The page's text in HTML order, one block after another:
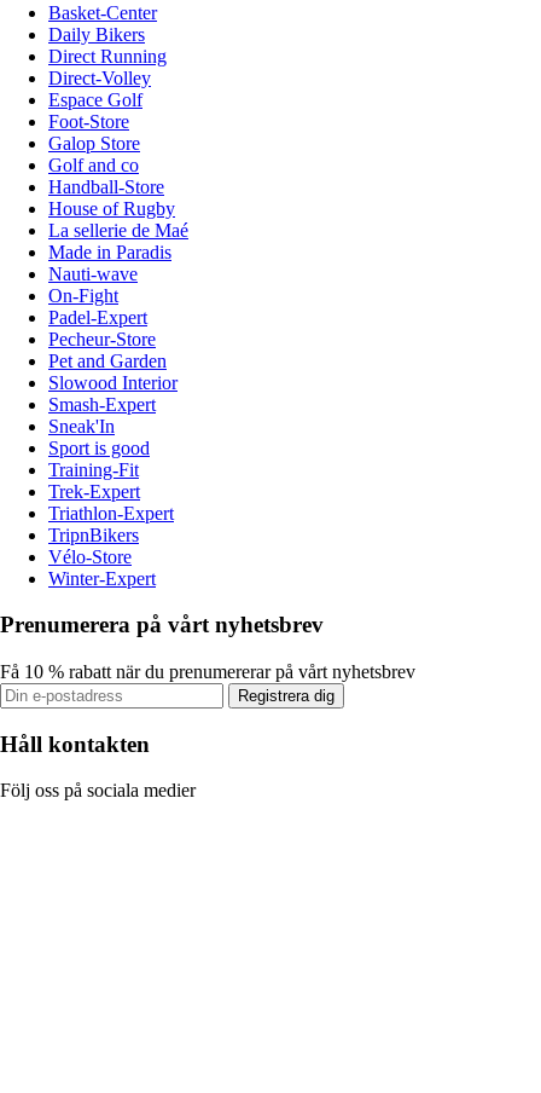
Basket-Center
Daily Bikers
Direct Running
Direct-Volley
Espace Golf
Foot-Store
Galop Store
Golf and co
Handball-Store
House of Rugby
La sellerie de Maé
Made in Paradis
Nauti-wave
On-Fight
Padel-Expert
Pecheur-Store
Pet and Garden
Slowood Interior
Smash-Expert
Sneak'In
Sport is good
Training-Fit
Trek-Expert
Triathlon-Expert
TripnBikers
Vélo-Store
Winter-Expert
Prenumerera på vårt nyhetsbrev
Få 10 % rabatt när du prenumererar på vårt nyhetsbrev
Registrera dig
Håll kontakten
Följ oss på sociala medier